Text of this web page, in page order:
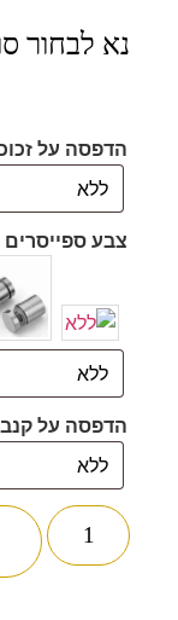
נא לבחור
הדפסה על
צבע
הדפסה על